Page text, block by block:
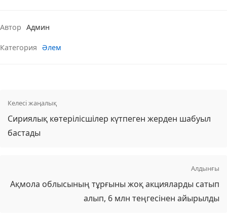
Автор Админ
Категория Әлем
Келесі жаңалық
Сириялық көтерілісшілер күтпеген жерден шабуыл
бастады
Алдынғы
Ақмола облысының тұрғыны жоқ акцияларды сатып
алып, 6 млн теңгесінен айырылды